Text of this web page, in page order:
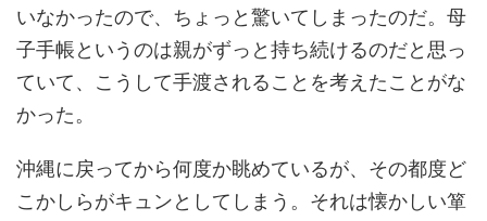
いなかったので、ちょっと驚いてしまったのだ。母
子手帳というのは親がずっと持ち続けるのだと思っ
ていて、こうして手渡されることを考えたことがな
かった。
沖縄に戻ってから何度か眺めているが、その都度ど
こかしらがキュンとしてしまう。それは懐かしい箪